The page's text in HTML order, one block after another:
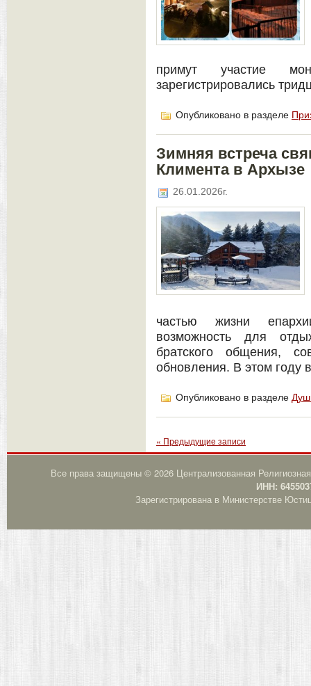
примут участие
зарегистрировались
Опубликовано в разделе
Зимняя встреча
Климента в Архызе
26.01.2026г.
частью жизни
возможность для
братского общения,
обновления. В этом году
Опубликовано в разделе
« Предыдущие записи
Все права защищены © 2026 Централизованная
ИНН:
Зарегистрирована в Министерстве